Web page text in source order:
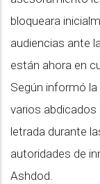
bloqueara
audiencias ante
están ahora en
Según informó
varios
letrada durante
autoridades de
Ashdod.